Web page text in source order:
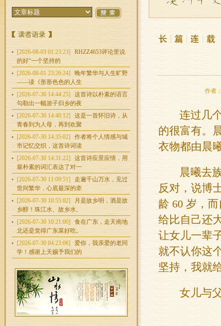
[2026-08-03 01:23:23]
RHZZ4653评论里说
的好“一个坚持的
[2026-08-01 23:26:24]
晚年繁华与人生旷野
——读《形形色色的人生
[2026-07-30 14:44:25]
这首诗以朴素的语言
勾勒出一幅游子归乡的夜
[2026-07-30 14:40:12]
这是一首怀旧诗，从
青春到为人母，再到欢聚
[2026-07-30 14:35:02]
作者将个人情感与城
市记忆交织，这首诗词读
[2026-07-30 14:31:22]
这首诗应景应情，用
最朴素的词汇表达了对一
[2026-07-30 11:09:51]
走遍千山万水，见过
世间繁华，心底最深的牵
[2026-07-30 10:55:02]
月是故乡明，酒是故
乡醇！珠江水、故乡水、
[2026-07-30 10:21:00]
食在广东，走天南地
北还是觉得广东菜好吃。
[2026-07-30 04:23:06]
爱你，我亲爱的老同
学！感谢上天赐予我们的
作者
连过几
的很富有。
衣物都由晨
晨曦去
反对，说博
龄 60 岁，
给比自己还
让女儿一辈
就不认你这
坚持，我就
女儿与